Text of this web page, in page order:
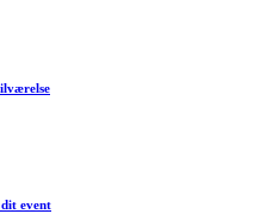
event